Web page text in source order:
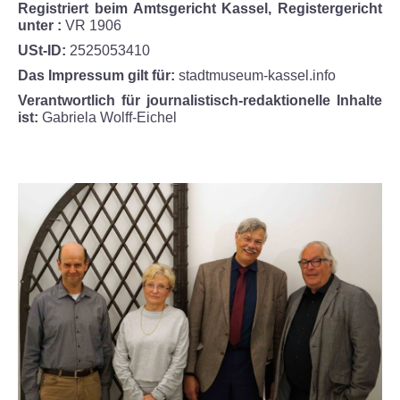
ÜBER UNS
Museum
Team
Förderverein
ENGLISH
Registriert beim Amtsgericht Kassel, Registergericht
unter : VR 1906
USt-ID: 2525053410
Das Impressum gilt für: stadtmuseum-kassel.info
Verantwortlich für journalistisch-redaktionelle Inhalte
ist: Gabriela Wolff-Eichel